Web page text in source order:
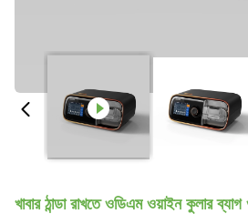
খাবার ঠান্ডা রাখতে ওডিএম ওয়াইন কুলার